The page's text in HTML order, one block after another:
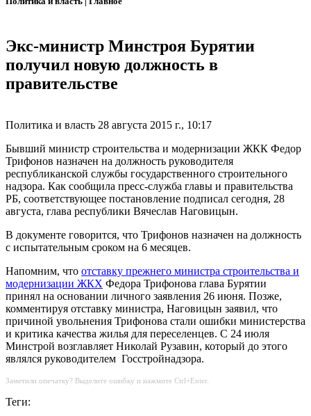
Экс-министр Минстроя Бурятии
получил новую должность в
правительстве
Политика и власть 28 августа 2015 г., 10:17
Бывший министр строительства и модернизации ЖКК Федор
Трифонов назначен на должность руководителя
республиканской службы государственного строительного
надзора. Как сообщила пресс-служба главы и правительства
РБ, соответствующее постановление подписал сегодня, 28
августа, глава республики Вячеслав Наговицын.
В документе говорится, что Трифонов назначен на должность
с испытательным сроком на 6 месяцев.
Напомним, что отставку прежнего министра строительства и
модернизации ЖКХ Федора Трифонова глава Бурятии
принял на основании личного заявления 26 июня. Позже,
комментируя отставку министра, Наговицын заявил, что
причиной увольнения Трифонова стали ошибки министерства
и критика качества жилья для переселенцев. С 24 июля
Минстрой возглавляет Николай Рузавин, который до этого
являлся руководителем Госстройнадзора.
Заметили опечатку? Выделите ошибку и нажмите Ctrl+Enter.
Теги: